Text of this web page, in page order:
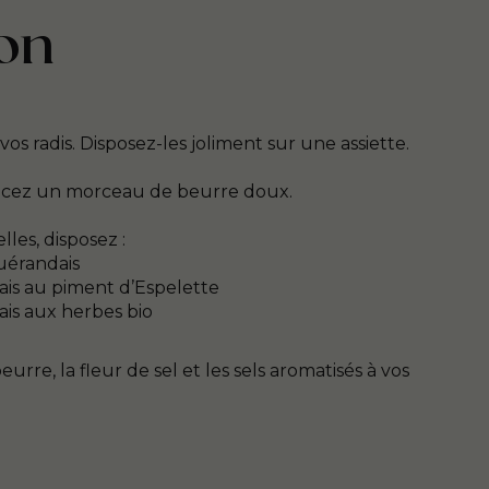
radis. Disposez-les joliment sur une assiette.
un morceau de beurre doux.
disposez :
au piment d’Espelette
aux herbes bio
la fleur de sel et les sels aromatisés à vos